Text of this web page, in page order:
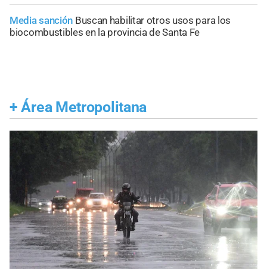
Media sanción Buscan habilitar otros usos para los
biocombustibles en la provincia de Santa Fe
+ Área Metropolitana